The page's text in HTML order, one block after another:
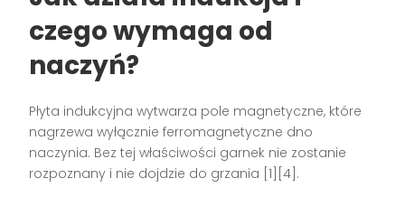
czego wymaga od
naczyń?
Płyta indukcyjna wytwarza pole magnetyczne, które
nagrzewa wyłącznie ferromagnetyczne dno
naczynia. Bez tej właściwości garnek nie zostanie
rozpoznany i nie dojdzie do grzania [1][4].